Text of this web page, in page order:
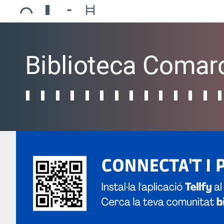
Ajuntament de Mollerussa
Biblioteca Comarcal Jaume Vila
Piscines de Mollerussa